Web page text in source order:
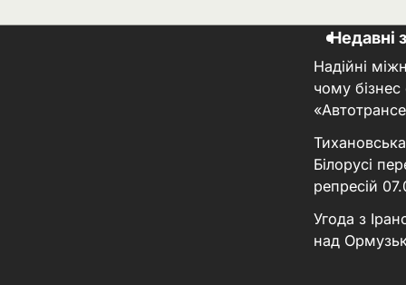
Недавні
Надійні
чому
Білорусі
репресій
Угода з
над